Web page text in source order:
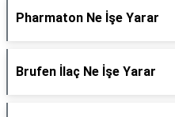
Pharmaton Ne İşe Yarar
Brufen İlaç Ne İşe Yarar